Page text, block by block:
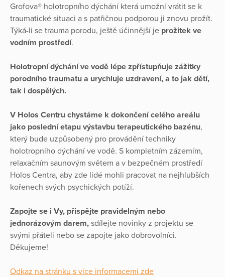
Grofova® holotropního dýchání která umožní vrátit se k
traumatické situaci a s patřičnou podporou ji znovu prožít.
Týká-li se trauma porodu, ještě účinnější je prožitek ve
vodním prostředí.
Holotropní dýchání ve vodě lépe zpřístupňuje zážitky
porodního traumatu a urychluje uzdravení, a to jak dětí,
tak i dospělých.
V Holos Centru chystáme k dokončení celého areálu
jako poslední etapu výstavbu terapeutického bazénu,
který bude uzpůsobený pro provádění techniky
holotropního dýchání ve vodě. S kompletním zázemím,
relaxačním saunovým světem a v bezpečném prostředí
Holos Centra, aby zde lidé mohli pracovat na nejhlubších
kořenech svých psychických potíží.
Zapojte se i Vy, přispějte pravidelným nebo
jednorázovým darem, sdílejte novinky z projektu se
svými přáteli nebo se zapojte jako dobrovolníci.
Děkujeme!
Odkaz na stránku s více informacemi zde